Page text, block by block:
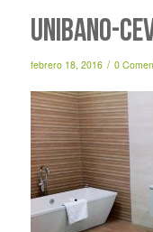
unibano-
febrero 18, 2016 / 0